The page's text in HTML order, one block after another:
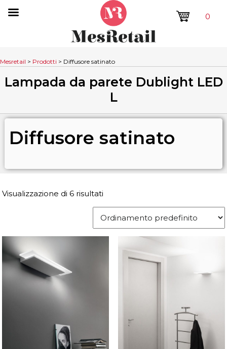
0
Mesretail > Prodotti > Diffusore satinato
Lampada da parete Dublight LED
L
Diffusore satinato
Visualizzazione di 6 risultati